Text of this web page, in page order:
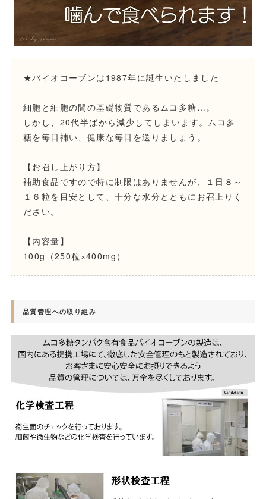
★バイオコーブンは1987年に誕生いたしました
細胞と細胞の間の基礎物質であるムコ多糖…。
しかし、20代半ばから減少してしまいます。ムコ多
糖を毎日補い、健康な毎日を送りましょう。
【お召し上がり方】
補助食品ですので特に制限はありませんが、１日８～
１６粒を目安として、十分な水分とともにお召上りく
ださい。
【内容量】
100g（250粒×400mg）
品質管理への取り組み